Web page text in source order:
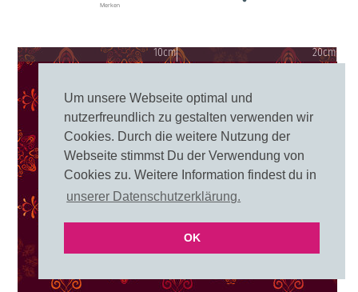
Um unsere Webseite optimal und
nutzerfreundlich zu gestalten verwenden wir
Cookies. Durch die weitere Nutzung der
Webseite stimmst Du der Verwendung von
Cookies zu. Weitere Information findest du in
unserer Datenschutzerklärung.
OK
Merken
10cm 20cm